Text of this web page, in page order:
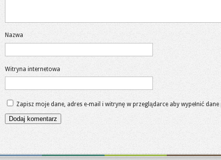
Nazwa
Witryna internetowa
Zapisz moje dane, adres e-mail i witrynę w przeglądarce aby wypełnić